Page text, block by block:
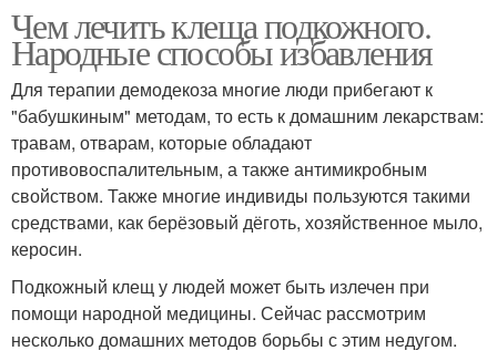
Чем лечить клеща подкожного.
Народные способы избавления
Для терапии демодекоза многие люди прибегают к
"бабушкиным" методам, то есть к домашним лекарствам:
травам, отварам, которые обладают
противовоспалительным, а также антимикробным
свойством. Также многие индивиды пользуются такими
средствами, как берёзовый дёготь, хозяйственное мыло,
керосин.
Подкожный клещ у людей может быть излечен при
помощи народной медицины. Сейчас рассмотрим
несколько домашних методов борьбы с этим недугом.